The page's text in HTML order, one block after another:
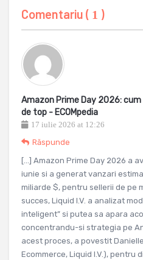
Comentariu ( 1 )
Amazon Prime Day 2026: cum
de top - ECOMpedia
17 iulie 2026 at 12:26
Răspunde
[…] Amazon Prime Day 2026 a
iunie si a generat vanzari
miliarde $, pentru sellerii de pe
succes, Liquid I.V. a analizat
inteligent” si putea sa apara
concentrandu-si strategia pe
acest proces, a povestit
Ecommerce, Liquid I.V.), pentru